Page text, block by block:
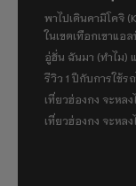
พาไปเดินคามิโคจิ
ในเขตเทือกเขาแอ
อู่ฮั่น ฉันมา (ทำไม)
รีวิว 1 ปีกับการใช้ร
เที่ยวฮ่องกง จะหลง
เที่ยวฮ่องกง จะหลง